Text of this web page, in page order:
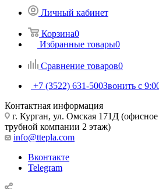
Личный кабинет
Корзина0
Избранные товары0
Сравнение товаров0
+7 (3522) 631-500Звонить с
Контактная информация
г. Курган, ул. Омская 171Д (офисное
трубной компании 2 этаж)
info@ttepla.com
Вконтакте
Telegram